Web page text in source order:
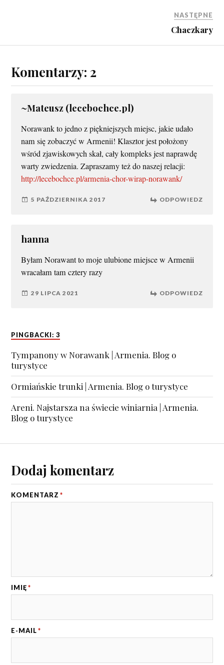
NASTĘPNE
Chaczkary
Komentarzy: 2
~Mateusz (lecebochce.pl)
Norawank to jedno z piękniejszych miejsc, jakie udało
nam się zobaczyć w Armenii! Klasztor jest położony
wśród zjawiskowych skał, cały kompleks jest naprawdę
warty zwiedzenia. Zapraszamy też do naszej relacji:
http://lecebochce.pl/armenia-chor-wirap-norawank/
5 PAŹDZIERNIKA 2017 ODPOWIEDZ
hanna
Byłam Norawant to moje ulubione miejsce w Armenii
wracałam tam cztery razy
29 LIPCA 2021 ODPOWIEDZ
PINGBACKI: 3
Tympanony w Norawank | Armenia. Blog o
turystyce
Ormiańskie trunki | Armenia. Blog o turystyce
Areni. Najstarsza na świecie winiarnia | Armenia.
Blog o turystyce
Dodaj komentarz
KOMENTARZ *
IMIĘ *
E-MAIL *